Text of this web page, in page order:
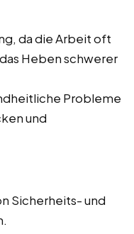
da die Arbeit oft
Heben schwerer
Probleme
und
Sicherheits- und